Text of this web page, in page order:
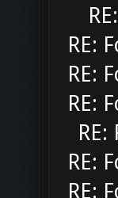
RE:
RE:
RE:
RE:
RE: